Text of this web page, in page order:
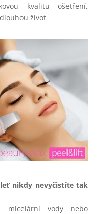
kvalitu ošetření,
život
nikdy nevyčistíte tak
micelární vody nebo